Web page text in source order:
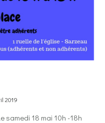
2019
samedi 18 mai 10h -18h